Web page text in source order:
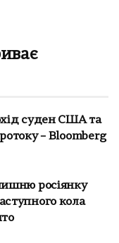
суден США та
– Bloomberg
росіянку
кола